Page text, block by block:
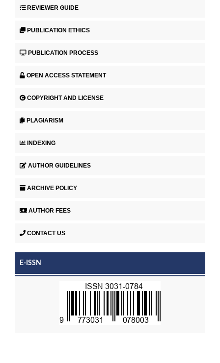
REVIEWER GUIDE
PUBLICATION ETHICS
PUBLICATION PROCESS
OPEN ACCESS STATEMENT
COPYRIGHT AND LICENSE
PLAGIARISM
INDEXING
AUTHOR GUIDELINES
ARCHIVE POLICY
AUTHOR FEES
CONTACT US
E-ISSN